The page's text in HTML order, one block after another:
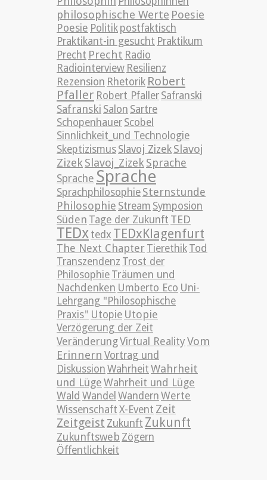
philosophische Werte Poesie
Poesie Politik postfaktisch
Praktikant-in gesucht Praktikum
Precht Precht Radio
Radiointerview Resilienz
Rezension Rhetorik Robert
Pfaller Robert Pfaller Safranski
Safranski Salon Sartre
Schopenhauer Scobel
Sinnlichkeit_und Technologie
Skeptizismus Slavoj Zizek Slavoj
ZizekSlavoj_Zizek Sprache
Sprache Sprache
Sprachphilosophie Sternstunde
Philosophie Stream Symposion
Süden Tage der Zukunft TED
TEDx tedx TEDxKlagenfurt
The Next Chapter Tierethik Tod
Transzendenz Trost der
Philosophie Träumen und
Nachdenken Umberto Eco Uni-
Lehrgang "Philosophische
Praxis" Utopie Utopie
Verzögerung der Zeit
VeränderungVirtual Reality Vom
Erinnern Vortrag und
Diskussion Wahrheit Wahrheit
und Lüge Wahrheit und Lüge
Wald Wandel Wandern Werte
Wissenschaft X-Event Zeit
Zeitgeist Zukunft Zukunft
Zukunftsweb Zögern
Öffentlichkeit